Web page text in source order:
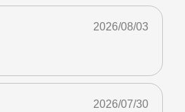
2026/08/03
2026/07/30